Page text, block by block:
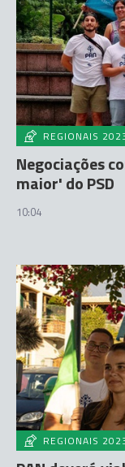
REGIONAIS
Negociações
maior' do PSD
10:04
REGIONAIS